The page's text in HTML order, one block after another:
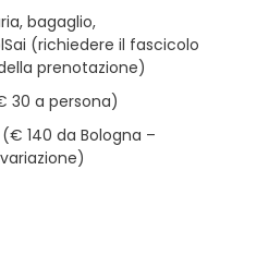
bagaglio,
(richiedere il fascicolo
prenotazione)
30 a persona)
140 da Bologna –